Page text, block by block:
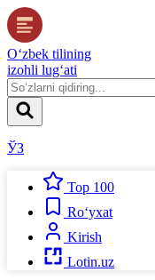
O‘zbek tilining
izohli lug‘ati
ЎЗ
Top 100
Ro‘yxat
Kirish
Lotin.uz